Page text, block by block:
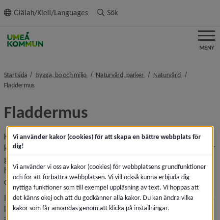
innehållet
Giälah/Kieli/Languages Sök
MENY
Startsida Bygga, bo och miljö nivå i brödsmulenavigeringen
Naturvård, parker nivå i
Naturvård nivå i
Fladdermusnivå i brödsmulenavigeringen
Fladdermus
Kommunen arbetar inom naturvårdsområdet med att
kartlägga områden som är viktiga för fladdermöss. Det sker
genom översiktlig analys av landskapet i kommunen för att
hitta miljöer som brukar vara intressanta för fladdermöss,
och genom riktade inventeringar i fält.
I norra Sverige vet vi alldeles för lite om hur fladdermössen
lever och vi behöver samla in mer kunskap. Resultatet av
Vi använder kakor (cookies) för att skapa en bättre webbplats för
dig!
Vi använder vi oss av kakor (cookies) för webbplatsens grundfunktioner
och för att förbättra webbplatsen. Vi vill också kunna erbjuda dig
nyttiga funktioner som till exempel uppläsning av text. Vi hoppas att
det känns okej och att du godkänner alla kakor. Du kan ändra vilka
kakor som får användas genom att klicka på inställningar.